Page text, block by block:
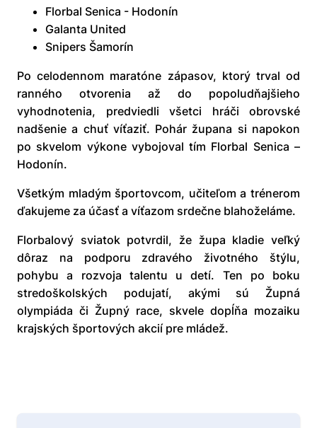
Florbal Senica - Hodonín
Galanta United
Snipers Šamorín
Po celodennom maratóne zápasov, ktorý trval od
ranného otvorenia až do popoludňajšieho
vyhodnotenia, predviedli všetci hráči obrovské
nadšenie a chuť víťaziť. Pohár župana si napokon
po skvelom výkone vybojoval tím Florbal Senica –
Hodonín.
Všetkým mladým športovcom, učiteľom a trénerom
ďakujeme za účasť a víťazom srdečne blahoželáme.
Florbalový sviatok potvrdil, že župa kladie veľký
dôraz na podporu zdravého životného štýlu,
pohybu a rozvoja talentu u detí. Ten po boku
stredoškolských podujatí, akými sú Župná
olympiáda či Župný race, skvele dopĺňa mozaiku
krajských športových akcií pre mládež.